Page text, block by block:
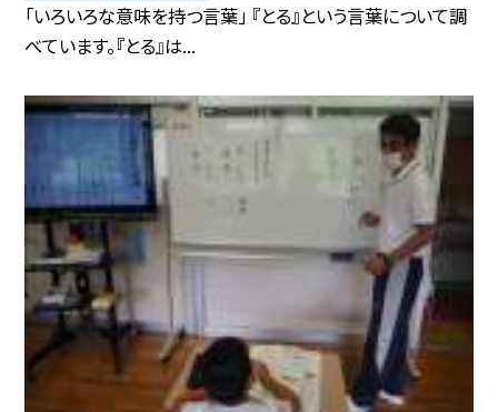
「いろいろな意味を持つ言葉」 『とる』という言葉について調
べています。『とる』は...